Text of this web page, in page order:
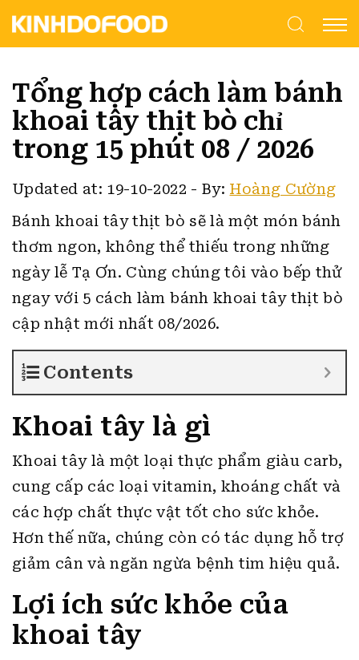
Tổng hợp cách làm bánh
khoai tây thịt bò chỉ
trong 15 phút 08 / 2026
Updated at: 19-10-2022 -By: Hoàng Cường
Bánh khoai tây thịt bò sẽ là một món bánh
thơm ngon, không thể thiếu trong những
ngày lễ Tạ Ơn. Cùng chúng tôi vào bếp thử
ngay với 5 cách làm bánh khoai tây thịt bò
cập nhật mới nhất 08/2026.
Contents
Khoai tây là gì
Khoai tây là một loại thực phẩm giàu carb,
cung cấp các loại vitamin, khoáng chất và
các hợp chất thực vật tốt cho sức khỏe.
Hơn thế nữa, chúng còn có tác dụng hỗ trợ
giảm cân và ngăn ngừa bệnh tim hiệu quả.
Lợi ích sức khỏe của
khoai tây